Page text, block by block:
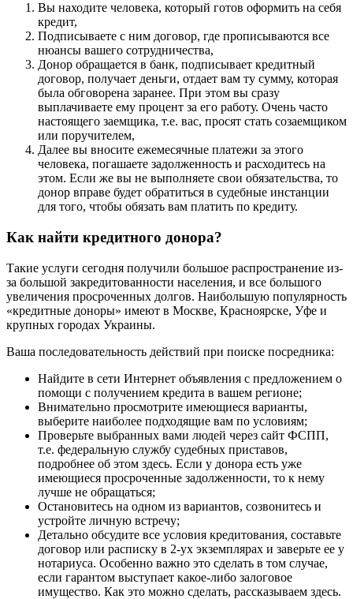
Вы находите человека, который готов оформить на себя
кредит,
Подписываете с ним договор, где прописываются все
нюансы вашего сотрудничества,
Донор обращается в банк, подписывает кредитный
договор, получает деньги, отдает вам ту сумму, которая
была обговорена заранее. При этом вы сразу
выплачиваете ему процент за его работу. Очень часто
настоящего заемщика, т.е. вас, просят стать созаемщиком
или поручителем,
Далее вы вносите ежемесячные платежи за этого
человека, погашаете задолженность и расходитесь на
этом. Если же вы не выполняете свои обязательства, то
донор вправе будет обратиться в судебные инстанции
для того, чтобы обязать вам платить по кредиту.
Как найти кредитного донора?
Такие услуги сегодня получили большое распространение из-
за большой закредитованности населения, и все большого
увеличения просроченных долгов. Наибольшую популярность
«кредитные доноры» имеют в Москве, Красноярске, Уфе и
крупных городах Украины.
Ваша последовательность действий при поиске посредника:
Найдите в сети Интернет объявления с предложением о
помощи с получением кредита в вашем регионе;
Внимательно просмотрите имеющиеся варианты,
выберите наиболее подходящие вам по условиям;
Проверьте выбранных вами людей через сайт ФСПП,
т.е. федеральную службу судебных приставов,
подробнее об этом здесь. Если у донора есть уже
имеющиеся просроченные задолженности, то к нему
лучше не обращаться;
Остановитесь на одном из вариантов, созвонитесь и
устройте личную встречу;
Детально обсудите все условия кредитования, составьте
договор или расписку в 2-ух экземплярах и заверьте ее у
нотариуса. Особенно важно это сделать в том случае,
если гарантом выступает какое-либо залоговое
имущество. Как это можно сделать, рассказываем здесь.